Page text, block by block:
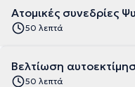
Ατομικές συνεδρίες
50 λεπτά
Βελτίωση
50 λεπτά